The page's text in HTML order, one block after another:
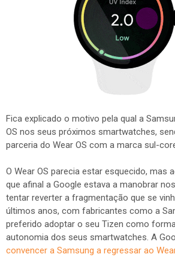
Fica explicado o motivo pela qual a
OS nos seus próximos smartwatches,
parceria do Wear OS com a marca sul-
O Wear OS parecia estar esquecido, mas
que afinal a Google estava a manobrar
tentar reverter a fragmentação que se
últimos anos, com fabricantes como a
preferido adoptar o seu Tizen como
autonomia dos seus smartwatches. A
convencer a Samsung a regressar ao